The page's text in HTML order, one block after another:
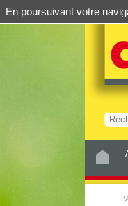
En poursuivant votre